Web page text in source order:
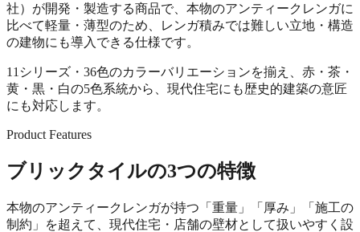
社）が開発・製造する商品で、本物のアンティークレンガに
比べて軽量・薄型のため、レンガ積みでは難しい立地・構造
の建物にも導入できる仕様です。
11シリーズ・36色のカラーバリエーションを揃え、赤・茶・
黄・黒・白の5色系統から、現代住宅にも歴史的建築の意匠
にも対応します。
Product Features
ブリックタイルの3つの特徴
本物のアンティークレンガが持つ「重量」「厚み」「施工の
制約」を超えて、現代住宅・店舗の壁材として扱いやすく設